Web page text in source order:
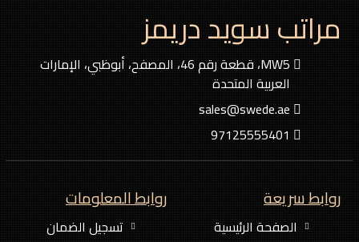
مراتب سويد دريمز
MW5، قطعة رقم 46، المصفح، أبوظبي، الإمارات
العربية المتحدة
sales@swede.ae
97125555401
روابط سريعة
الصفحة الرئيسية
روابط المعلومات
تسجيل الضمان